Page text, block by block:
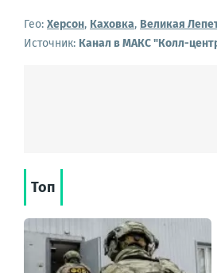
Гео: Херсон, Каховка, Великая
Источник: Канал в МАКС "Колл-
Топ